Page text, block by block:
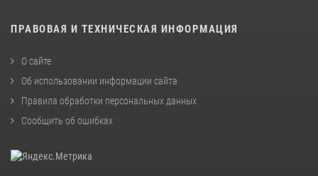
ПРАВОВАЯ И ТЕХНИЧЕСКАЯ ИНФОРМАЦИЯ
О сайте
Об использовании информации сайта
Правила обработки персональных данных
Сообщить об ошибках